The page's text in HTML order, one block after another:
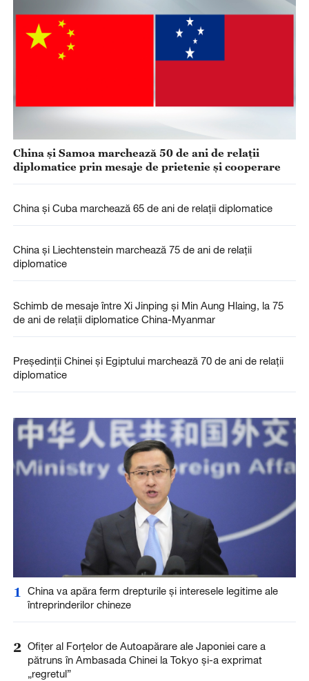
China și Samoa marchează 50 de ani de relații
diplomatice prin mesaje de prietenie și cooperare
China și Cuba marchează 65 de ani de relații diplomatice
China și Liechtenstein marchează 75 de ani de relații
diplomatice
Schimb de mesaje între Xi Jinping și Min Aung Hlaing, la 75
de ani de relații diplomatice China-Myanmar
Președinții Chinei și Egiptului marchează 70 de ani de relații
diplomatice
1
China va apăra ferm drepturile și interesele legitime ale
întreprinderilor chineze
2 Ofițer al Forțelor de Autoapărare ale Japoniei care a
pătruns în Ambasada Chinei la Tokyo și-a exprimat
„regretul”